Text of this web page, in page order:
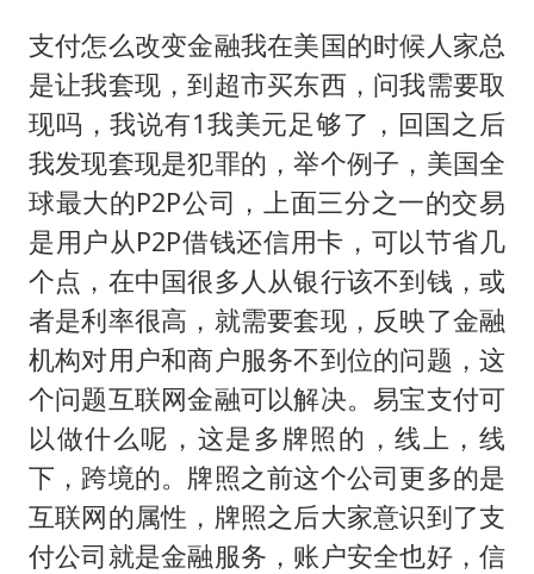
支付怎么改变金融我在美国的时候人家总
是让我套现，到超市买东西，问我需要取
现吗，我说有1我美元足够了，回国之后
我发现套现是犯罪的，举个例子，美国全
球最大的P2P公司，上面三分之一的交易
是用户从P2P借钱还信用卡，可以节省几
个点，在中国很多人从银行该不到钱，或
者是利率很高，就需要套现，反映了金融
机构对用户和商户服务不到位的问题，这
个问题互联网金融可以解决。易宝支付可
以做什么呢，这是多牌照的，线上，线
下，跨境的。牌照之前这个公司更多的是
互联网的属性，牌照之后大家意识到了支
付公司就是金融服务，账户安全也好，信